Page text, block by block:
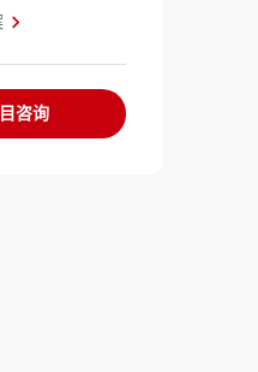
咨询